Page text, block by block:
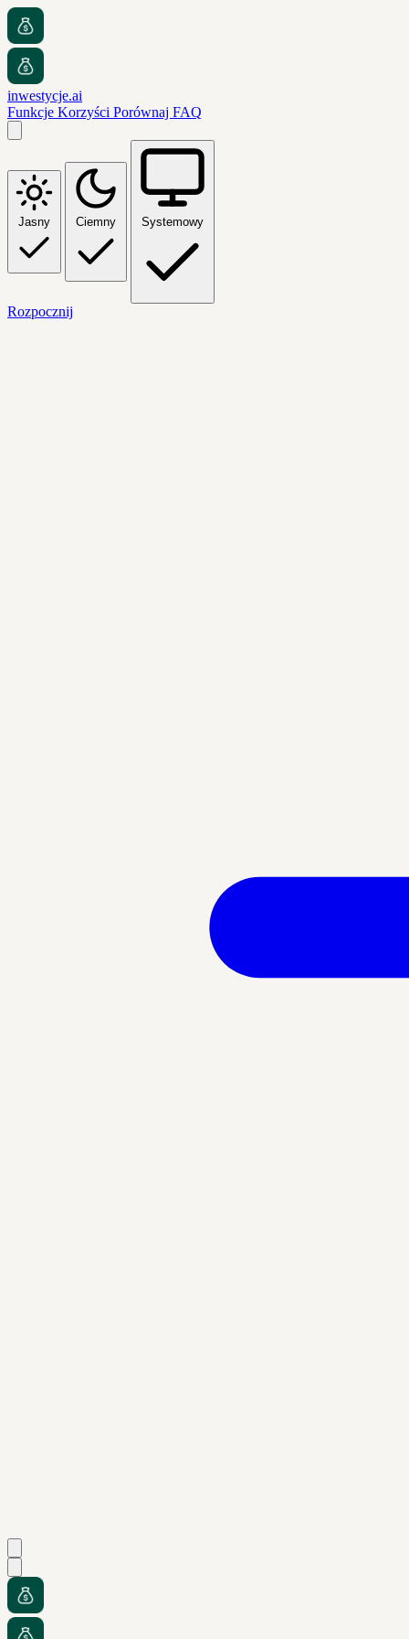
inwestycje.ai
Funkcje Korzyści Porównaj FAQ
Jasny Ciemny Systemowy
Rozpocznij